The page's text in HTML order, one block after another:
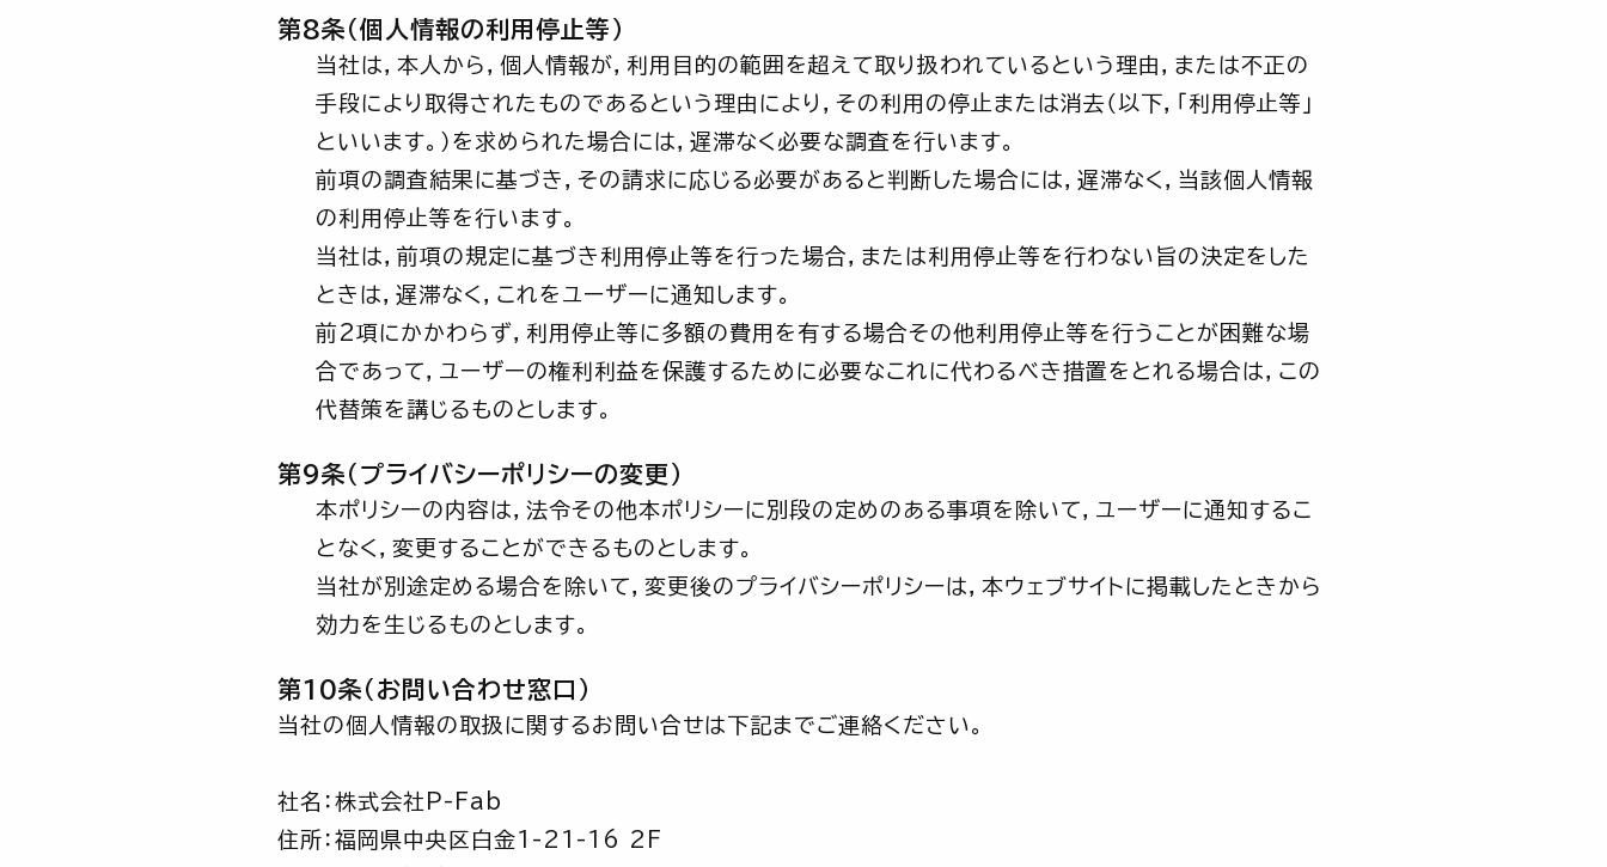
第8条（個人情報の利用停止等）
当社は，本人から，個人情報が，利用目的の範囲を超えて取り扱われているという理由，または不正の
手段により取得されたものであるという理由により，その利用の停止または消去（以下，「利用停止等」
といいます。）を求められた場合には，遅滞なく必要な調査を行います。
前項の調査結果に基づき，その請求に応じる必要があると判断した場合には，遅滞なく，当該個人情報
の利用停止等を行います。
当社は，前項の規定に基づき利用停止等を行った場合，または利用停止等を行わない旨の決定をした
ときは，遅滞なく，これをユーザーに通知します。
前2項にかかわらず，利用停止等に多額の費用を有する場合その他利用停止等を行うことが困難な場
合であって，ユーザーの権利利益を保護するために必要なこれに代わるべき措置をとれる場合は，この
代替策を講じるものとします。
第9条（プライバシーポリシーの変更）
本ポリシーの内容は，法令その他本ポリシーに別段の定めのある事項を除いて，ユーザーに通知するこ
となく，変更することができるものとします。
当社が別途定める場合を除いて，変更後のプライバシーポリシーは，本ウェブサイトに掲載したときから
効力を生じるものとします。
第10条（お問い合わせ窓口）
当社の個人情報の取扱に関するお問い合せは下記までご連絡ください。
社名：株式会社P-Fab
住所：福岡県中央区白金1-21-16 2F